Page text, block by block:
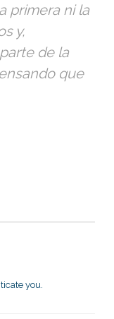
primera ni la
y,
de la
que
you.